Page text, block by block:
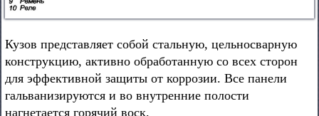
Кузов представляет собой стальную, цельносварную
конструкцию, активно обработанную со всех сторон
для эффективной защиты от коррозии. Все панели
гальванизируются и во внутренние полости
нагнетается горячий воск.